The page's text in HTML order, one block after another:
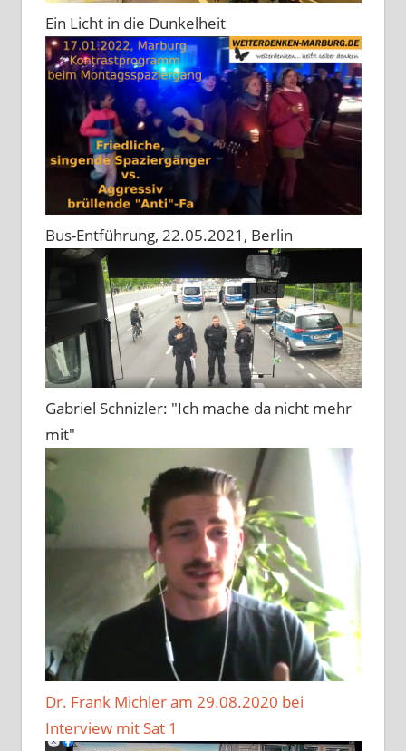
Ein Licht in die Dunkelheit
Bus-Entführung, 22.05.2021, Berlin
Gabriel Schnizler: "Ich mache da nicht mehr
mit"
Dr. Frank Michler am 29.08.2020 bei
Interview mit Sat 1